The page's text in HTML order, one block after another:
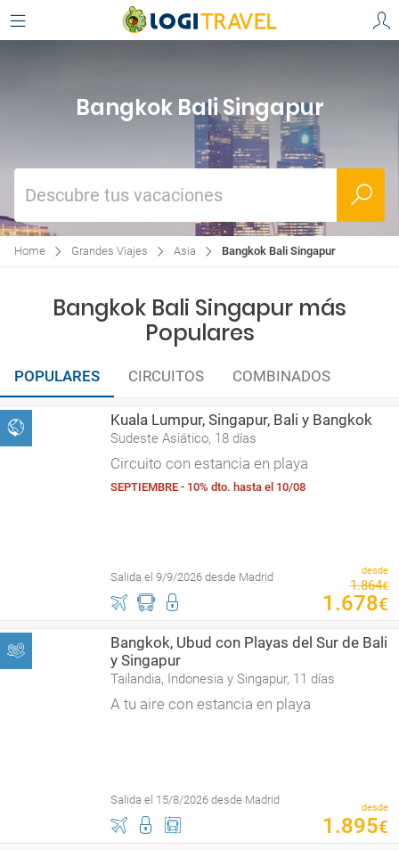
Bangkok Bali Singapur
Descubre tus vacaciones
Home Grandes Viajes Asia Bangkok Bali Singapur
Bangkok Bali Singapur más
Populares
POPULARES CIRCUITOS COMBINADOS
Kuala Lumpur, Singapur, Bali y Bangkok
Sudeste Asiático, 18 días
Circuito con estancia en playa
SEPTIEMBRE - 10% dto. hasta el 10/08
Salida el 9/9/2026 desde Madrid desde
1.864€
1 .678€
Bangkok, Ubud con Playas del Sur de Bali
y Singapur
Tailandia, Indonesia y Singapur, 11 días
A tu aire con estancia en playa
Salida el 15/8/2026 desde Madrid
desde
1 .895€